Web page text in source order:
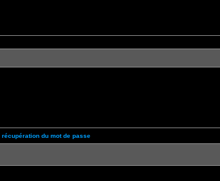
récupération du mot de passe